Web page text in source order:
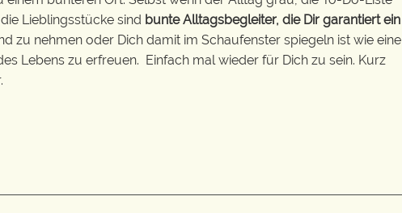
Lieblingsstücke sind bunte Alltagsbegleiter, die Dir garantiert ein
zu nehmen oder Dich damit im Schaufenster spiegeln ist wie eine
Lebens zu erfreuen. Einfach mal wieder für Dich zu sein. Kurz